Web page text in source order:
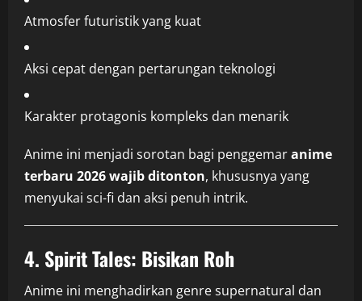
Atmosfer futuristik yang kuat
Aksi cepat dengan pertarungan teknologi
Karakter protagonis kompleks dan menarik
Anime ini menjadi sorotan bagi penggemaranime
terbaru 2026 wajib ditonton, khususnya yang
menyukai sci-fi dan aksi penuh intrik.
4. Spirit Tales: Bisikan Roh
Anime ini menghadirkan genre supernatural dan